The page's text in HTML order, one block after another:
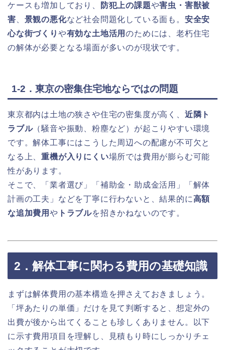
ケースも増加しており、
防犯上の課題や害虫・害獣被
害
景観の悪化など社会問題化している面も。 安全安
心な街づくり や有効な土地活用のためには、老朽住宅
の解体が必要となる場面が多いのが現状です。
1-2．東京の密集住宅地ならではの問題
東京都内は土地の狭さや住宅の密集度が高く、 近隣ト
ラブル（騒音や振動、粉塵など）が起こりやすい環境
です。解体工事にはこうした周辺への配慮が不可欠と
なる上、重機が入りにくい場所では費用が膨らむ可能
性があります。
そこで、「業者選び」「補助金・助成金活用」「解体
計画の工夫」などを丁寧に行わないと、結果的に高額
な追加費用 や トラブルを招きかねないのです。
2．解体工事に関わる費用の基礎知識
まずは解体費用の基本構造を押さえておきましょう。
「坪あたりの単価」だけを見て判断すると、想定外の
出費が後から出てくることも珍しくありません。以下
に示す費用項目を理解し、見積もり時にしっかりチェ